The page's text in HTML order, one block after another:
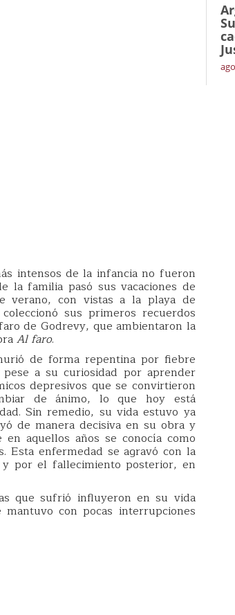
intensos de la infancia no fueron
la familia pasó sus vacaciones de
verano, con vistas a la playa de
coleccionó sus primeros recuerdos
de Godrevy, que ambientaron la
Al faro.
de forma repentina por fiebre
a su curiosidad por aprender
depresivos que se convirtieron
de ánimo, lo que hoy está
Sin remedio, su vida estuvo ya
de manera decisiva en su obra y
aquellos años se conocía como
Esta enfermedad se agravó con la
por el fallecimiento posterior, en
que sufrió influyeron en su vida
con pocas interrupciones